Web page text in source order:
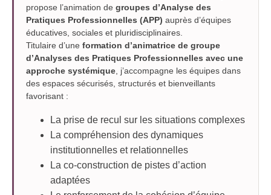
propose l’animation de groupes d’Analyse des
Pratiques Professionnelles (APP) auprès d’équipes
éducatives, sociales et pluridisciplinaires.
Titulaire d’une formation d’animatrice de groupe
d’Analyses des Pratiques Professionnelles avec une
approche systémique , j’accompagne les équipes dans
des espaces sécurisés, structurés et bienveillants
favorisant :
La prise de recul sur les situations complexes
La compréhension des dynamiques
institutionnelles et relationnelles
La co-construction de pistes d’action
adaptées